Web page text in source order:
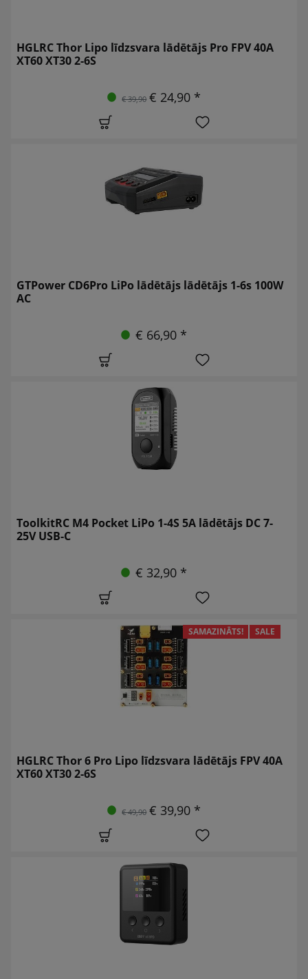
HGLRC Thor Lipo līdzsvara lādētājs Pro FPV 40A
XT60 XT30 2-6S
€ 39,90 € 24,90 *
GTPower CD6Pro LiPo lādētājs lādētājs 1-6s 100W
AC
€ 66,90 *
ToolkitRC M4 Pocket LiPo 1-4S 5A lādētājs DC 7-
25V USB-C
€ 32,90 *
SAMAZINĀTS! SALE
HGLRC Thor 6 Pro Lipo līdzsvara lādētājs FPV 40A
XT60 XT30 2-6S
€ 49,90 € 39,90 *